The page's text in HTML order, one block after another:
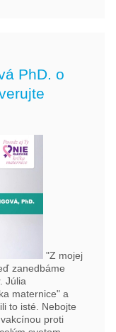
PhD. o
"Z mojej
zanedbáme
Júlia
maternice" a
to isté. Nebojte
proti